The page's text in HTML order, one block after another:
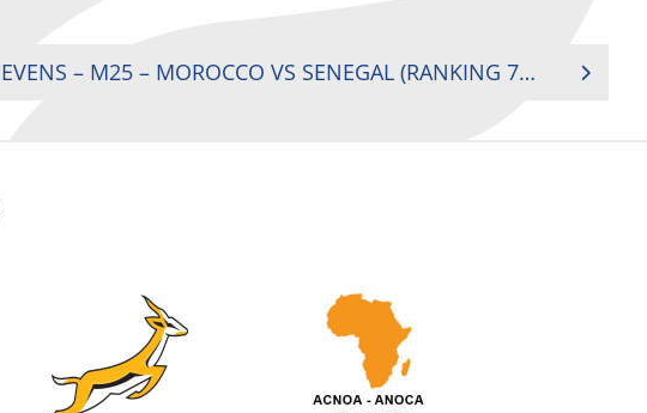
2018 MEN’S SEVENS – M25 – MOROCCO VS SENEGAL (RANKING 7TH)